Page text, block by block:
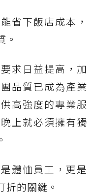
省下飯店成本，
。
求日益提高，加
品質已成為產業
高強度的專業服
上就必須擁有獨
體恤員工，更是
的關鍵。